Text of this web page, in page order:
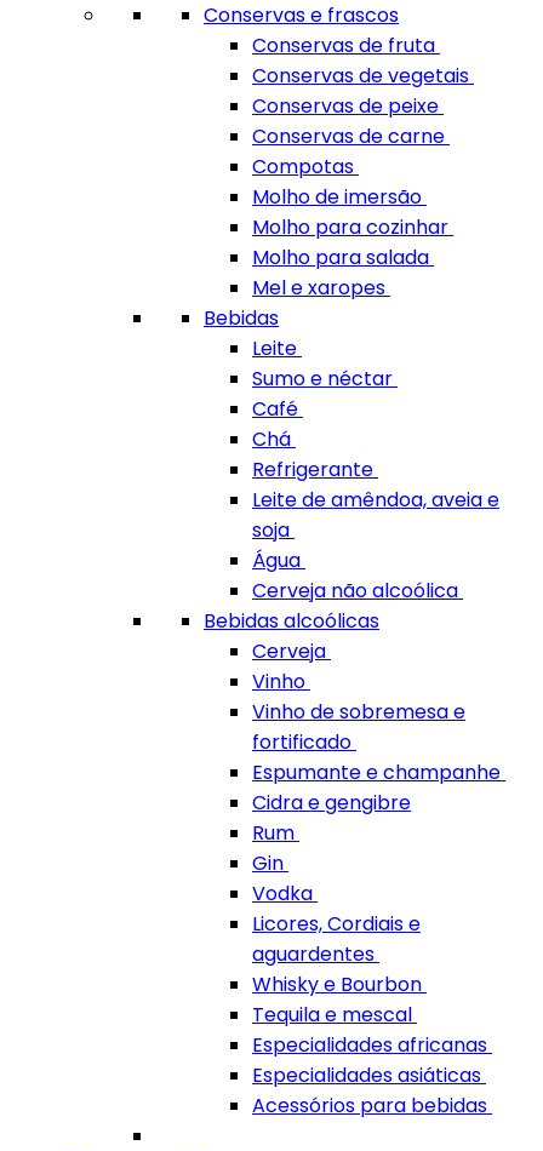
Conservas e frascos
Conservas de fruta
Conservas de vegetais
Conservas de peixe
Conservas de carne
Compotas
Molho de imersão
Molho para cozinhar
Molho para salada
Mel e xaropes
Bebidas
Leite
Sumo e néctar
Café
Chá
Refrigerante
Leite de amêndoa, aveia e
soja
Água
Cerveja não alcoólica
Bebidas alcoólicas
Cerveja
Vinho
Vinho de sobremesa e
fortificado
Espumante e champanhe
Cidra e gengibre
Rum
Gin
Vodka
Licores, Cordiais e
aguardentes
Whisky e Bourbon
Tequila e mescal
Especialidades africanas
Especialidades asiáticas
Acessórios para bebidas